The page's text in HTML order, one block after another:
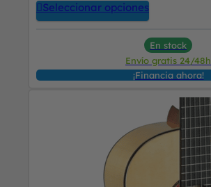
Seleccionar opciones
En stock
Envío gratis 24/48h
¡Financia ahora!